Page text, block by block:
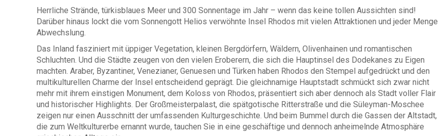
Herrliche Strände, türkisblaues Meer und 300 Sonnentage im Jahr – wenn das keine tollen Aussichten sind!
Darüber hinaus lockt die vom Sonnengott Helios verwöhnte Insel Rhodos mit vielen Attraktionen und jeder Menge
Abwechslung.
Das Inland fasziniert mit üppiger Vegetation, kleinen Bergdörfern, Wäldern, Olivenhainen und romantischen
Schluchten. Und die Städte zeugen von den vielen Eroberern, die sich die Hauptinsel des Dodekanes zu Eigen
machten. Araber, Byzantiner, Venezianer, Genuesen und Türken haben Rhodos den Stempel aufgedrückt und den
multikulturellen Charme der Insel entscheidend geprägt. Die gleichnamige Hauptstadt schmückt sich zwar nicht
mehr mit ihrem einstigen Monument, dem Koloss von Rhodos, präsentiert sich aber dennoch als Stadt voller Flair
und historischer Highlights. Der Großmeisterpalast, die spätgotische Ritterstraße und die Süleyman-Moschee
zeigen nur einen Ausschnitt der umfassenden Kulturgeschichte. Und beim Bummel durch die Gassen der Altstadt,
die zum Weltkulturerbe ernannt wurde, tauchen Sie in eine geschäftige und dennoch anheimelnde Atmosphäre